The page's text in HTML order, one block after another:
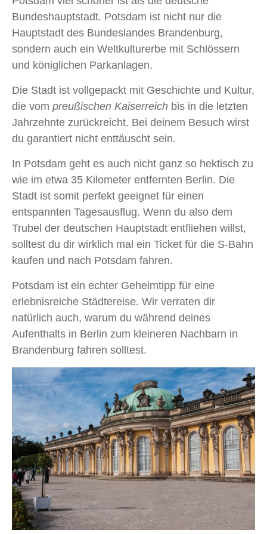
Bundeshauptstadt. Potsdam ist nicht nur die
Hauptstadt des Bundeslandes Brandenburg,
sondern auch ein Weltkulturerbe mit Schlössern
und königlichen Parkanlagen.
Die Stadt ist vollgepackt mit Geschichte und Kultur,
die vom preußischen Kaiserreich bis in die letzten
Jahrzehnte zurückreicht. Bei deinem Besuch wirst
du garantiert nicht enttäuscht sein.
In Potsdam geht es auch nicht ganz so hektisch zu
wie im etwa 35 Kilometer entfernten Berlin. Die
Stadt ist somit perfekt geeignet für einen
entspannten Tagesausflug. Wenn du also dem
Trubel der deutschen Hauptstadt entfliehen willst,
solltest du dir wirklich mal ein Ticket für die S-Bahn
kaufen und nach Potsdam fahren.
Potsdam ist ein echter Geheimtipp für eine
erlebnisreiche Städtereise. Wir verraten dir
natürlich auch, warum du während deines
Aufenthalts in Berlin zum kleineren Nachbarn in
Brandenburg fahren solltest.